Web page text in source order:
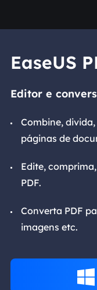
EaseUS
Editor e
Combine,
páginas de
Edite,
PDF.
Converta PDF
imagens etc.
